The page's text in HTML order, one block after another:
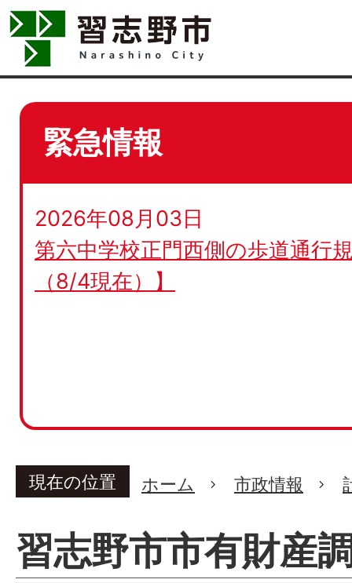
緊急情報
2026年08月03日
第六中学校正門西側の歩道通行
（8/4現在）】
現在の位置 ホーム 市政情報
習志野市市有財産